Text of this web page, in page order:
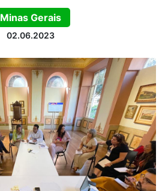
Minas Gerais
02.06.2023